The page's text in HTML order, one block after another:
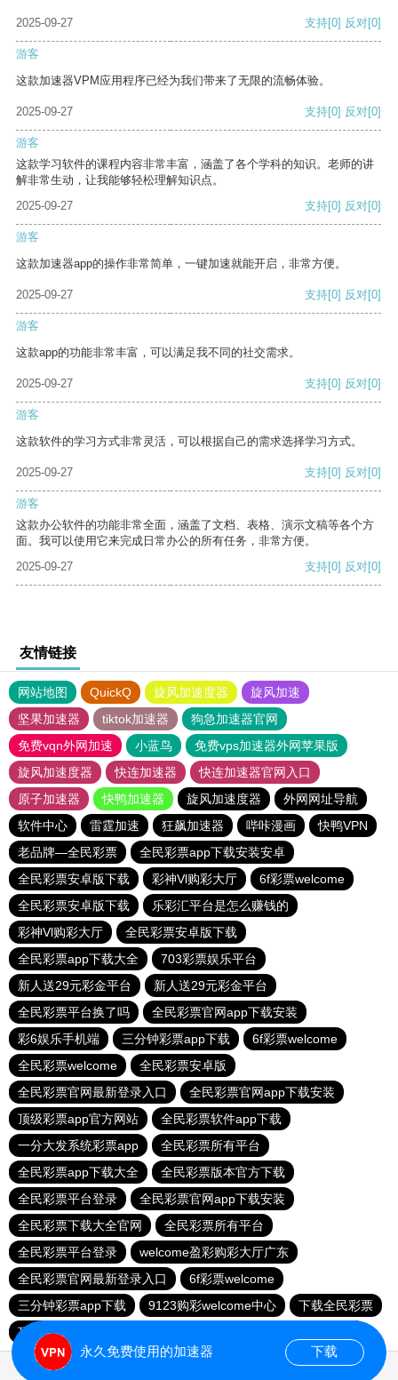
2025-09-27 支持[0] 反对[0]
游客
这款加速器VPM应用程序已经为我们带来了无限的流畅体验。
2025-09-27 支持[0] 反对[0]
游客
这款学习软件的课程内容非常丰富，涵盖了各个学科的知识。老师的讲
解非常生动，让我能够轻松理解知识点。
2025-09-27
支持[0] 反对[0]
游客
这款加速器app的操作非常简单，一键加速就能开启，非常方便。
2025-09-27 支持[0] 反对[0]
游客
这款app的功能非常丰富，可以满足我不同的社交需求。
2025-09-27 支持[0] 反对[0]
游客
这款软件的学习方式非常灵活，可以根据自己的需求选择学习方式。
2025-09-27 支持[0] 反对[0]
游客
这款办公软件的功能非常全面，涵盖了文档、表格、演示文稿等各个方
面。我可以使用它来完成日常办公的所有任务，非常方便。
2025-09-27
支持[0] 反对[0]
友情链接
网站地图 QuickQ 旋风加速度器
旋风加速
坚果加速器
tiktok加速器
狗急加速器官网
免费vqn外网加速
小蓝鸟
免费vps加速器外网苹果版
旋风加速度器
快连加速器
快连加速器官网入口
原子加速器
快鸭加速器 旋风加速度器
外网网址导航
软件中心
雷霆加速 狂飙加速器 哔咔漫画
快鸭VPN
老品牌—全民彩票
全民彩票app下载安装安卓
全民彩票安卓版下载
彩神Vl购彩大厅
6f彩票welcome
全民彩票安卓版下载
乐彩汇平台是怎么赚钱的
彩神Vl购彩大厅
全民彩票安卓版下载
全民彩票app下载大全
703彩票娱乐平台
新人送29元彩金平台
新人送29元彩金平台
全民彩票平台换了吗
全民彩票官网app下载安装
彩6娱乐手机端
三分钟彩票app下载
6f彩票welcome
全民彩票welcome
全民彩票安卓版
全民彩票官网最新登录入口
全民彩票官网app下载安装
顶级彩票app官方网站
全民彩票软件app下载
一分大发系统彩票app
全民彩票所有平台
全民彩票app下载大全
全民彩票版本官方下载
全民彩票平台登录
全民彩票官网app下载安装
全民彩票下载大全官网
全民彩票所有平台
全民彩票平台登录
welcome盈彩购彩大厅广东
全民彩票官网最新登录入口
6f彩票welcome
三分钟彩票app下载
9123购彩welcome中心
下载全民彩票
顶级彩票app官方网站
永久免费使用的加速器 下载